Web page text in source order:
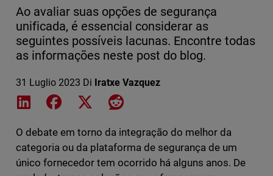
Ao avaliar suas opções de segurança
unificada, é essencial considerar as
seguintes possíveis lacunas. Encontre todas
as informações neste post do blog.
31 Luglio 2023 Di Iratxe Vazquez
Share on LinkedIn
Share on Facebook
Share on XShare on Reddit
O debate em torno da integração do melhor da
categoria ou da plataforma de segurança de um
único fornecedor tem ocorrido há alguns anos. De